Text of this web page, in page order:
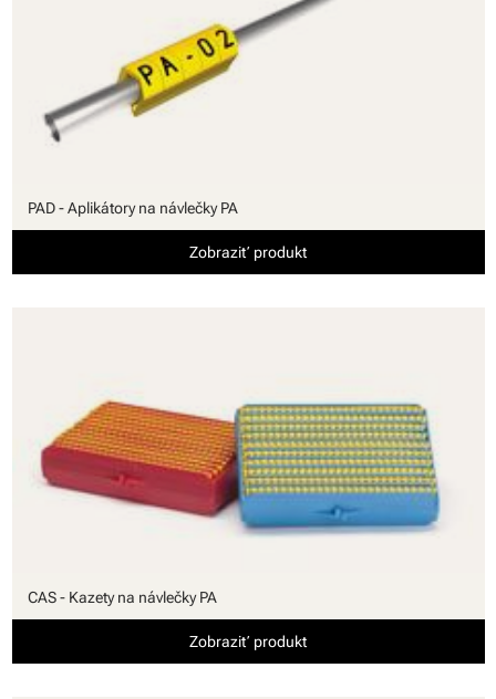
PAD - Aplikátory na návlečky PA
Zobraziť produkt
CAS - Kazety na návlečky PA
Zobraziť produkt